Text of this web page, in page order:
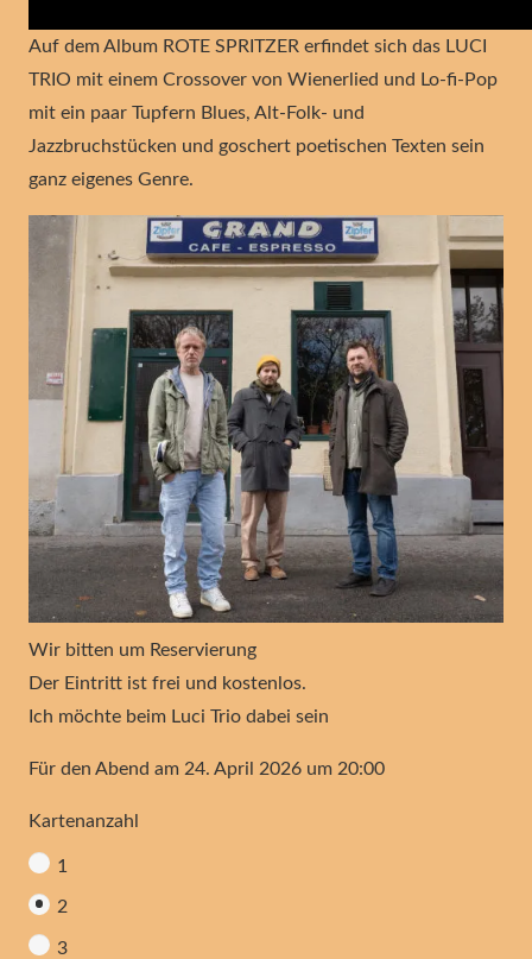
Auf dem Album ROTE SPRITZER erfindet sich das LUCI
TRIO mit einem Crossover von Wienerlied und Lo-fi-Pop
mit ein paar Tupfern Blues, Alt-Folk- und
Jazzbruchstücken und goschert poetischen Texten sein
ganz eigenes Genre.
Wir bitten um Reservierung
Der Eintritt ist frei und kostenlos.
Ich möchte beim Luci Trio dabei sein
Für den Abend am 24. April 2026 um 20:00
Kartenanzahl
1
2
3